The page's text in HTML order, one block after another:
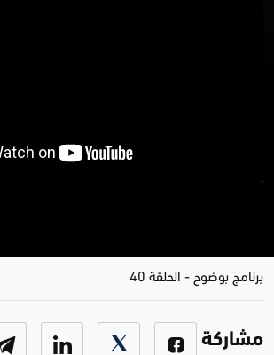
برنامج بوضوح - الحلقة 40
مشاركة